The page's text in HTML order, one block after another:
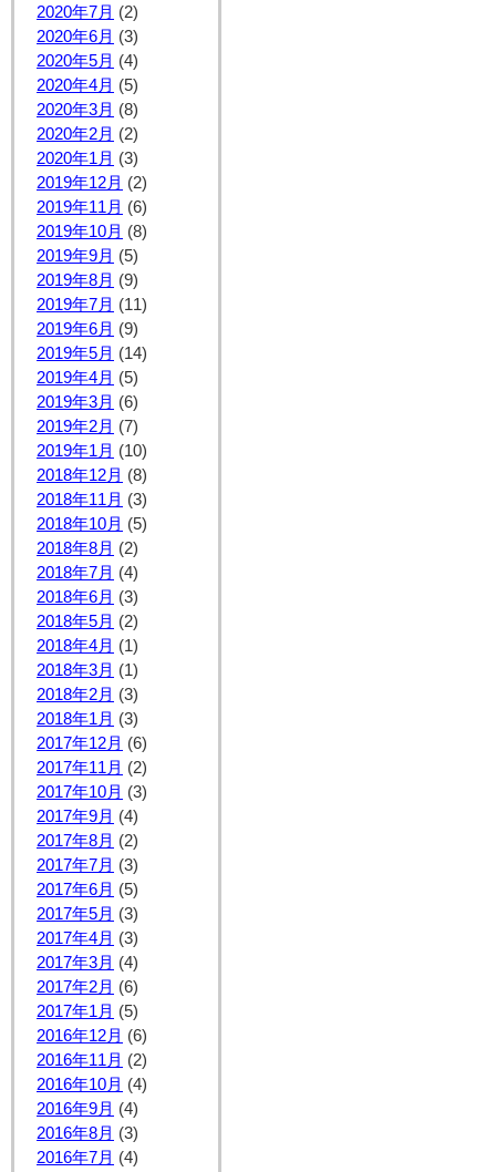
2020年7月 (2)
2020年6月 (3)
2020年5月 (4)
2020年4月 (5)
2020年3月 (8)
2020年2月 (2)
2020年1月 (3)
2019年12月 (2)
2019年11月 (6)
2019年10月 (8)
2019年9月 (5)
2019年8月 (9)
2019年7月 (11)
2019年6月 (9)
2019年5月 (14)
2019年4月 (5)
2019年3月 (6)
2019年2月 (7)
2019年1月 (10)
2018年12月 (8)
2018年11月 (3)
2018年10月 (5)
2018年8月 (2)
2018年7月 (4)
2018年6月 (3)
2018年5月 (2)
2018年4月 (1)
2018年3月 (1)
2018年2月 (3)
2018年1月 (3)
2017年12月 (6)
2017年11月 (2)
2017年10月 (3)
2017年9月 (4)
2017年8月 (2)
2017年7月 (3)
2017年6月 (5)
2017年5月 (3)
2017年4月 (3)
2017年3月 (4)
2017年2月 (6)
2017年1月 (5)
2016年12月 (6)
2016年11月 (2)
2016年10月 (4)
2016年9月 (4)
2016年8月 (3)
2016年7月 (4)